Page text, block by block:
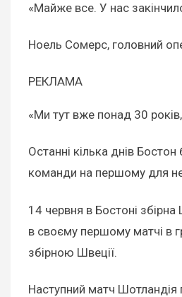
«Майже все. У нас
Ноель Сомерс, головний
РЕКЛАМА
«Ми тут вже понад 30
Останні кілька днів
команди на першому для
14 червня в Бостоні збірна
в своєму першому матчі в
збірною Швеції.
Наступний матч Шотландія